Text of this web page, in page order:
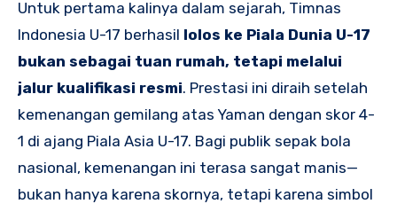
Untuk pertama kalinya dalam sejarah, Timnas
Indonesia U-17 berhasil lolos ke Piala Dunia U-17
bukan sebagai tuan rumah, tetapi melalui
jalur kualifikasi resmi. Prestasi ini diraih setelah
kemenangan gemilang atas Yaman dengan skor 4-
1 di ajang Piala Asia U-17. Bagi publik sepak bola
nasional, kemenangan ini terasa sangat manis—
bukan hanya karena skornya, tetapi karena simbol